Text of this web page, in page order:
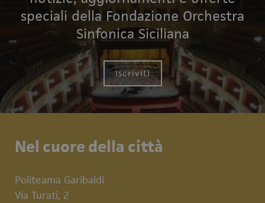
speciali della Fondazione Orchestra
Sinfonica Siciliana
Iscriviti
Nel cuore della città
Politeama Garibaldi
Via Turati, 2